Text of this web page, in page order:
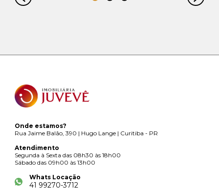
Onde estamos?
Rua Jaime Balão, 390 | Hugo Lange | Curitiba - PR
Atendimento
Segunda à Sexta das 08h30 às 18h00
Sábado das 09h00 às 13h00
Whats Locação
41 99270-3712